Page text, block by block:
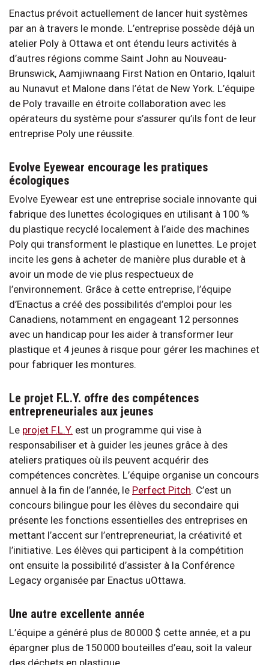
Enactus prévoit actuellement de lancer huit systèmes
par an à travers le monde. L’entreprise possède déjà un
atelier Poly à Ottawa et ont étendu leurs activités à
d’autres régions comme Saint John au Nouveau-
Brunswick, Aamjiwnaang First Nation en Ontario, Iqaluit
au Nunavut et Malone dans l’état de New York. L’équipe
de Poly travaille en étroite collaboration avec les
opérateurs du système pour s’assurer qu’ils font de leur
entreprise Poly une réussite.
Evolve Eyewear encourage les pratiques
écologiques
Evolve Eyewear est une entreprise sociale innovante qui
fabrique des lunettes écologiques en utilisant à 100 %
du plastique recyclé localement à l’aide des machines
Poly qui transforment le plastique en lunettes. Le projet
incite les gens à acheter de manière plus durable et à
avoir un mode de vie plus respectueux de
l’environnement. Grâce à cette entreprise, l’équipe
d’Enactus a créé des possibilités d’emploi pour les
Canadiens, notamment en engageant 12 personnes
avec un handicap pour les aider à transformer leur
plastique et 4 jeunes à risque pour gérer les machines et
pour fabriquer les montures.
Le projet F.L.Y. offre des compétences
entrepreneuriales aux jeunes
Le projet F.L.Y. est un programme qui vise à
responsabiliser et à guider les jeunes grâce à des
ateliers pratiques où ils peuvent acquérir des
compétences concrètes. L’équipe organise un concours
annuel à la fin de l’année, le Perfect Pitch. C’est un
concours bilingue pour les élèves du secondaire qui
présente les fonctions essentielles des entreprises en
mettant l’accent sur l’entrepreneuriat, la créativité et
l’initiative. Les élèves qui participent à la compétition
ont ensuite la possibilité d’assister à la Conférence
Legacy organisée par Enactus uOttawa.
Une autre excellente année
L’équipe a généré plus de 80 000 $ cette année, et a pu
épargner plus de 150 000 bouteilles d’eau, soit la valeur
des déchets en plastique.